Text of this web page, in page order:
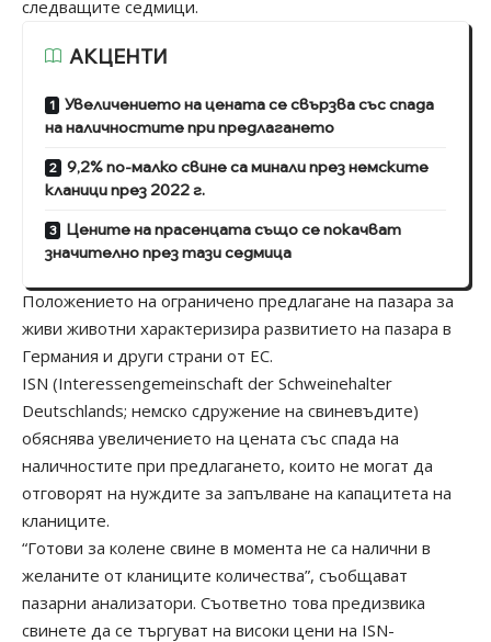
следващите седмици.
АКЦЕНТИ
Увеличението на цената се свързва със спада
на наличностите при предлагането
9,2% по-малко свине са минали през немските
кланици през 2022 г.
Цените на прасенцата също се покачват
значително през тази седмица
Положението на ограничено предлагане на пазара за
живи животни характеризира развитието на пазара в
Германия и други страни от ЕС.
ISN (Interessengemeinschaft der Schweinehalter
Deutschlands; немско сдружение на свиневъдите)
обяснява увеличението на цената със спада на
наличностите при предлагането, които не могат да
отговорят на нуждите за запълване на капацитета на
кланиците.
“Готови за колене свине в момента не са налични в
желаните от кланиците количества”, съобщават
пазарни анализатори. Съответно това предизвика
свинете да се търгуват на високи цени на ISN-